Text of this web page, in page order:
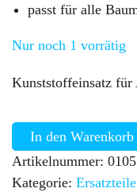
passt für alle
Nur noch 1 vorrätig
Kunststoffeinsatz
In den Warenkorb
Artikelnummer: 0105
Kategorie: Ersatzteile